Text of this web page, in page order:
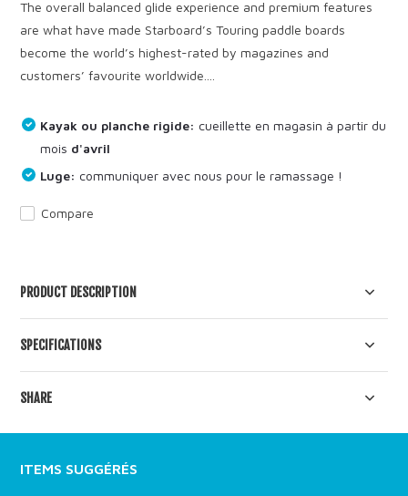
The overall balanced glide experience and premium features
are what have made Starboard’s Touring paddle boards
become the world’s highest-rated by magazines and
customers’ favourite worldwide....
Kayak ou planche rigide: cueillette en magasin à partir du
mois d'avril
Luge: communiquer avec nous pour le ramassage !
Compare
PRODUCT DESCRIPTION
SPECIFICATIONS
SHARE
ITEMS SUGGÉRÉS